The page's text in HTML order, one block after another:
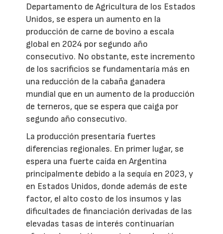
Departamento de Agricultura de los Estados
Unidos, se espera un aumento en la
producción de carne de bovino a escala
global en 2024 por segundo año
consecutivo. No obstante, este incremento
de los sacrificios se fundamentaría más en
una reducción de la cabaña ganadera
mundial que en un aumento de la producción
de terneros, que se espera que caiga por
segundo año consecutivo.
La producción presentaría fuertes
diferencias regionales. En primer lugar, se
espera una fuerte caída en Argentina
principalmente debido a la sequía en 2023, y
en Estados Unidos, donde además de este
factor, el alto costo de los insumos y las
dificultades de financiación derivadas de las
elevadas tasas de interés continuarían